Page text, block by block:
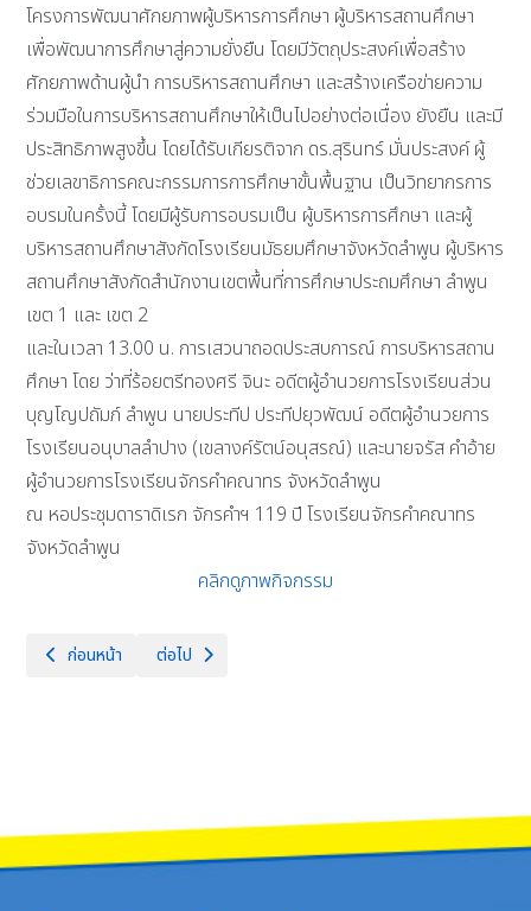
โครงการพัฒนาศักยภาพผู้บริหารการศึกษา ผู้บริหารสถานศึกษา
เพื่อพัฒนาการศึกษาสู่ความยั่งยืน โดยมีวัตถุประสงค์เพื่อสร้าง
ศักยภาพด้านผู้นำ การบริหารสถานศึกษา และสร้างเครือข่ายความ
ร่วมมือในการบริหารสถานศึกษาให้เป็นไปอย่างต่อเนื่อง ยังยืน และมี
ประสิทธิภาพสูงขึ้น โดยได้รับเกียรติจาก ดร.สุรินทร์ มั่นประสงค์ ผู้
ช่วยเลขาธิการคณะกรรมการการศึกษาขั้นพื้นฐาน เป็นวิทยากรการ
อบรมในครั้งนี้ โดยมีผู้รับการอบรมเป็น ผู้บริหารการศึกษา และผู้
บริหารสถานศึกษาสังกัดโรงเรียนมัธยมศึกษาจังหวัดลำพูน ผู้บริหาร
สถานศึกษาสังกัดสำนักงานเขตพื้นที่การศึกษาประถมศึกษา ลำพูน
เขต 1 และ เขต 2
และในเวลา 13.00 น. การเสวนาถอดประสบการณ์ การบริหารสถาน
ศึกษา โดย ว่าที่ร้อยตรีทองศรี จินะ อดีตผู้อำนวยการโรงเรียนส่วน
บุญโญปถัมภ์ ลำพูน นายประทีป ประทีปยุวพัฒน์ อดีตผู้อำนวยการ
โรงเรียนอนุบาลลำปาง (เขลางค์รัตน์อนุสรณ์) และนายจรัส คำอ้าย
ผู้อำนวยการโรงเรียนจักรคำคณาทร จังหวัดลำพูน
ณ หอประชุมดาราดิเรก จักรคำฯ 119 ปี โรงเรียนจักรคำคณาทร
จังหวัดลำพูน
คลิกดูภาพกิจกรรม
เนื้อหาก่อนหน้า: ด็กหญิงสุพิชญา ปาตัน นักเรียนชั้น ม.1/1 เข้าร่วมแข่งขันร
ก่อนหน้า เนื้อหาถัดไป: นักเรียนระดับชั้นมัธยมศึกษา 6/1 🏅 เข้าร่ว
ต่อไป